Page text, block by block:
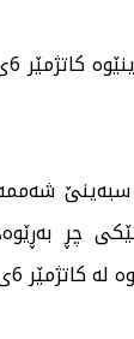
چڕ
بەربەست دەكرێ: